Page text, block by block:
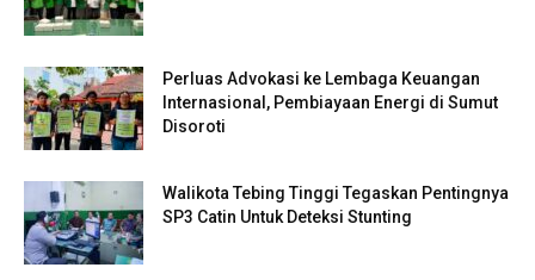
Perluas Advokasi ke Lembaga Keuangan
Internasional, Pembiayaan Energi di Sumut
Disoroti
Walikota Tebing Tinggi Tegaskan Pentingnya
SP3 Catin Untuk Deteksi Stunting